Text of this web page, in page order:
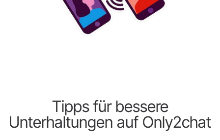
Tipps für bessere
Unterhaltungen auf Only2chat